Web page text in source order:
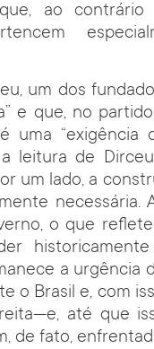
ao
um dos
e que, no
uma
a leitura de
um lado, a
necessária.
o que
a urgência
o Brasil e, com
até que
de fato,